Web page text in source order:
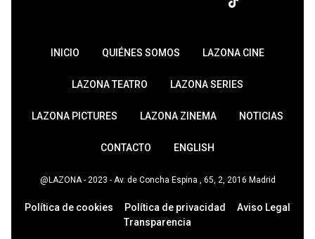
INICIO QUIÉNES SOMOS LAZONA CINE
LAZONA TEATRO LAZONA SERIES
LAZONA PICTURES LAZONA ZINEMA NOTICIAS
CONTACTO ENGLISH
@LAZONA - 2023 - Av. de Concha Espina , 65, 2, 2016 Madrid
Política de cookies Política de privacidad
Aviso Legal
Transparencia